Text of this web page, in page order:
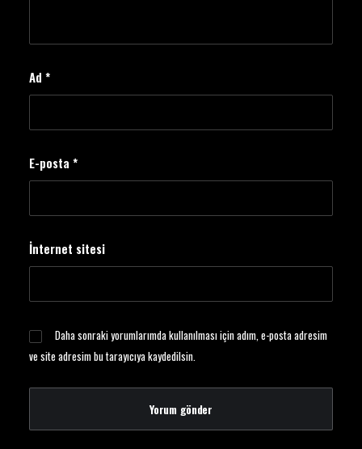
Ad *
E-posta *
İnternet sitesi
Daha sonraki yorumlarımda kullanılması için adım, e-posta adresim
ve site adresim bu tarayıcıya kaydedilsin.